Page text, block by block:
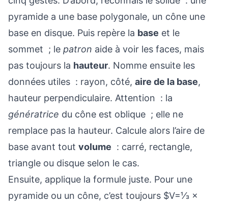
pyramide a une base polygonale, un cône une
base en disque. Puis repère la base et le
sommet ; le patron aide à voir les faces, mais
pas toujours la hauteur. Nomme ensuite les
données utiles : rayon, côté, aire de la base,
hauteur perpendiculaire. Attention : la
génératrice du cône est oblique ; elle ne
remplace pas la hauteur. Calcule alors l’aire de
base avant tout volume : carré, rectangle,
triangle ou disque selon le cas.
Ensuite, applique la formule juste. Pour une
pyramide ou un cône, c’est toujours $V=⅓ ×